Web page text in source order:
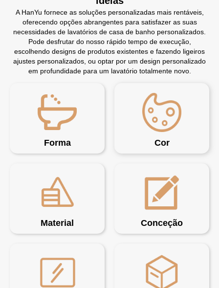
A HanYu fornece as soluções personalizadas mais rentáveis,
oferecendo opções abrangentes para satisfazer as suas
necessidades de lavatórios de casa de banho personalizados.
Pode desfrutar do nosso rápido tempo de execução,
escolhendo designs de produtos existentes e fazendo ligeiros
ajustes personalizados, ou optar por um design personalizado
em profundidade para um lavatório totalmente novo.
Forma Cor
Material Conceção